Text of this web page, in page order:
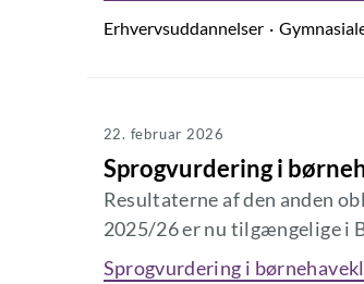
Erhvervsuddannelser
22. februar 2026
Sprogvurdering i
Resultaterne af den anden
2025/26 er nu tilgængelige i
Sprogvurdering i